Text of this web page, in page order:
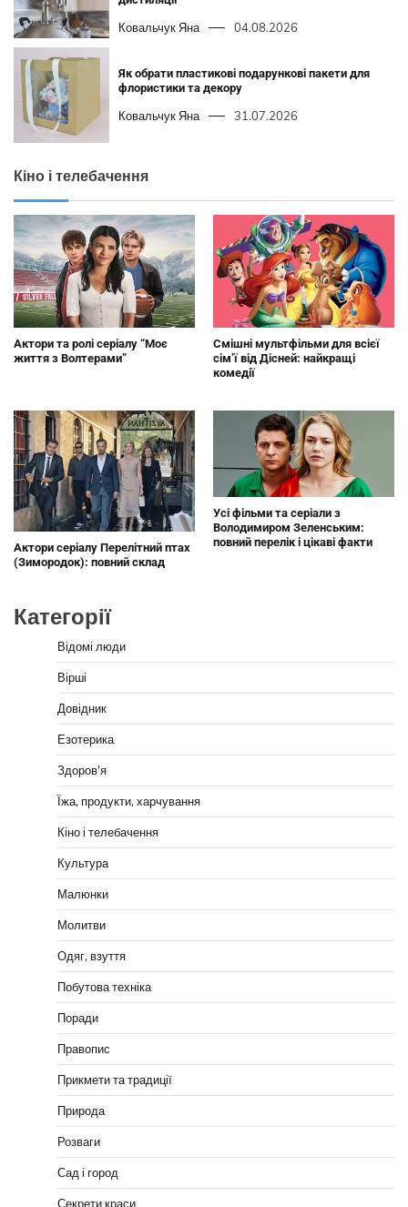
Ковальчук Яна 04.08.2026
Як обрати пластикові подарункові пакети для
флористики та декору
Ковальчук Яна 31.07.2026
Кіно і телебачення
Актори та ролі серіалу “Моє
життя з Волтерами”
Смішні мультфільми для всієї
сім’ї від Дісней: найкращі
комедії
Актори серіалу Перелітний птах
(Зимородок): повний склад
Усі фільми та серіали з
Володимиром Зеленським:
повний перелік і цікаві факти
Категорії
Відомі люди
Вірші
Довідник
Езотерика
Здоров'я
Їжа, продукти, харчування
Кіно і телебачення
Культура
Малюнки
Молитви
Одяг, взуття
Побутова техніка
Поради
Правопис
Прикмети та традиції
Природа
Розваги
Сад і город
Секрети краси